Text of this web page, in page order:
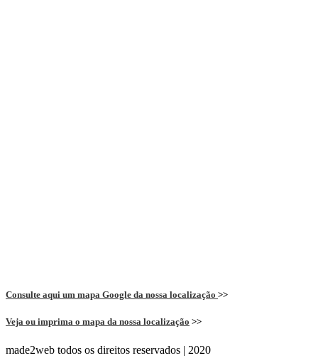
Consulte aqui um mapa Google da nossa localização >>
Veja ou imprima o mapa da nossa localização >>
made2web todos os direitos reservados | 2020